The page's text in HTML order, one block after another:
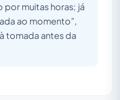
muitas horas; já
ao momento”,
tomada antes da